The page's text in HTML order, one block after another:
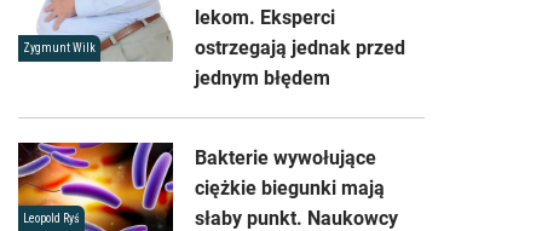
Zygmunt Wilk
lekom. Eksperci
ostrzegają jednak przed
jednym błędem
Leopold Ryś
Bakterie wywołujące
ciężkie biegunki mają
słaby punkt. Naukowcy